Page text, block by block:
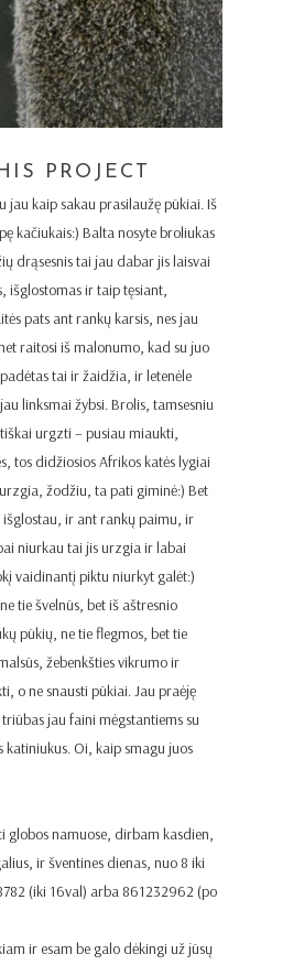
PROJECT
jau kaip sakau prasilaužę pūkiai. Iš
kačiukais:) Balta nosyte broliukas
drąsesnis tai jau dabar jis laisvai
išglostomas ir taip tęsiant,
pats ant rankų karsis, nes jau
raitosi iš malonumo, kad su juo
tai ir žaidžia, ir letenėle
linksmai žybsi. Brolis, tamsesniu
urgzti – pusiau miaukti,
tos didžiosios Afrikos katės lygiai
žodžiu, ta pati giminė:) Bet
ir ant rankų paimu, ir
niurkau tai jis urzgia ir labai
vaidinantį piktu niurkyt galėt:)
tie švelnūs, bet iš aštresnio
pūkių, ne tie flegmos, bet tie
žebenkšties vikrumo ir
o ne snausti pūkiai. Jau praėję
jau faini mėgstantiems su
katiniukus. Oi, kaip smagu juos
globos namuose, dirbam kasdien,
ir šventines dienas, nuo 8 iki
(iki 16val) arba 861232962 (po
ir esam be galo dėkingi už jūsų